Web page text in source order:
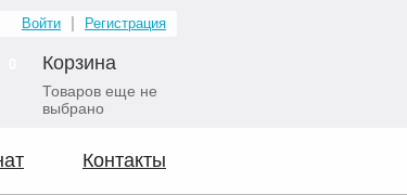
Войти Регистрация
Корзина
Товаров еще не
выбрано
Контакты